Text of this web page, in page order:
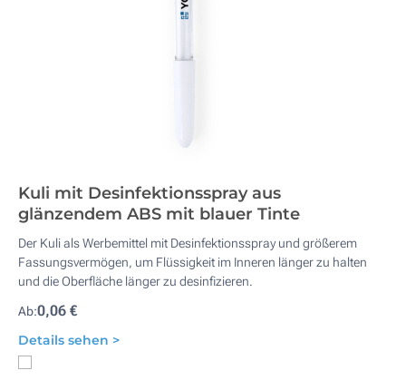
Kuli mit Desinfektionsspray aus
glänzendem ABS mit blauer Tinte
Der Kuli als Werbemittel mit Desinfektionsspray und größerem
Fassungsvermögen, um Flüssigkeit im Inneren länger zu halten
und die Oberfläche länger zu desinfizieren.
Ab:0,06 €
Details sehen >